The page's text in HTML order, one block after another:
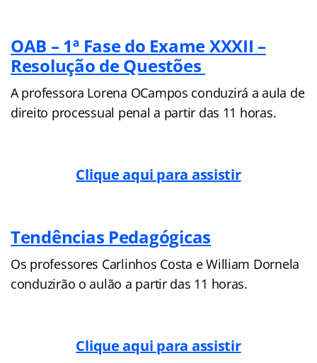
OAB – 1ª Fase do Exame XXXII –
Resolução de Questões
A professora Lorena OCampos conduzirá a aula de
direito processual penal a partir das 11 horas.
Clique aqui para assistir
Tendências Pedagógicas
Os professores Carlinhos Costa e William Dornela
conduzirão o aulão a partir das 11 horas.
Clique aqui para assistir